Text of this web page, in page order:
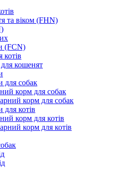
та віком (FHN)
(FCN)
кошенят
для собак
корм для собак
корм для собак
для котів
корм для котів
корм для котів